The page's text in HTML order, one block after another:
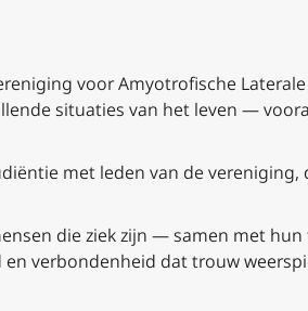
voor Amyotrofische
situaties van het leven —
met leden van de
die ziek zijn — samen met
verbondenheid dat trouw